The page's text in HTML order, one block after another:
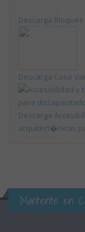
Descarga
Descarga Casa
Descarga
arquitect�nicas
Mantente en